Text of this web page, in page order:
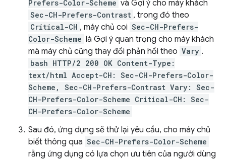
Prefers-Color-Scheme và Gợi ý cho máy khách
Sec-CH-Prefers-Contrast , trong đó theo
Critical-CH , máy chủ coi Sec-CH-Prefers-
Color-Scheme là Gợi ý quan trọng cho máy khách
mà máy chủ cũng thay đổi phản hồi theo Vary .
bash HTTP/2 200 OK Content-Type:
text/html Accept-CH: Sec-CH-Prefers-Color-
Scheme, Sec-CH-Prefers-Contrast Vary: Sec-
CH-Prefers-Color-Scheme Critical-CH: Sec-
CH-Prefers-Color-Scheme
Sau đó, ứng dụng sẽ thử lại yêu cầu, cho máy chủ
biết thông qua Sec-CH-Prefers-Color-Scheme
rằng ứng dụng có lựa chọn ưu tiên của người dùng